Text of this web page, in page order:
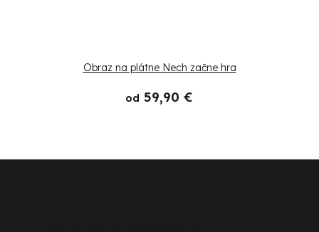
Obraz na plátne Nech začne hra
od 59,90 €